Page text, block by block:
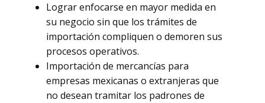
Lograr enfocarse en mayor medida en
su negocio sin que los trámites de
importación compliquen o demoren sus
procesos operativos.
Importación de mercancías para
empresas mexicanas o extranjeras que
no desean tramitar los padrones de